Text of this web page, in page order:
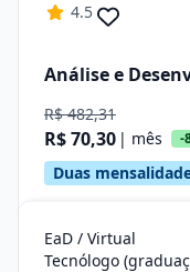
4.5
Análise e
R$ 482,31
R$ 70,30 | mês -
Duas
EaD / Virtual
Tecnólogo